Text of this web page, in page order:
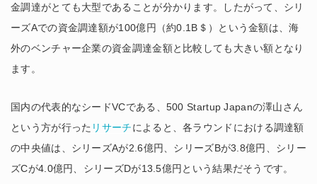
金調達がとても大型であることが分かります。したがって、 シリ
ーズAでの資金調達額が100億円（約0.1B＄）という金額は、海
外のベンチャー企業の資金調達金額と比較しても大きい額となり
ます。
国内の代表的なシードVCである、500 Startup Japanの澤山さん
という方が行った リサーチによると、各ラウンドにおける調達額
の中央値は、シリーズAが2.6億円、シリーズBが3.8億円、シリー
ズCが4.0億円、シリーズDが13.5億円という結果だそうです。